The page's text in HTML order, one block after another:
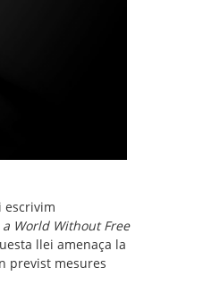
escrivim
World Without Free
llei amenaça la
previst mesures